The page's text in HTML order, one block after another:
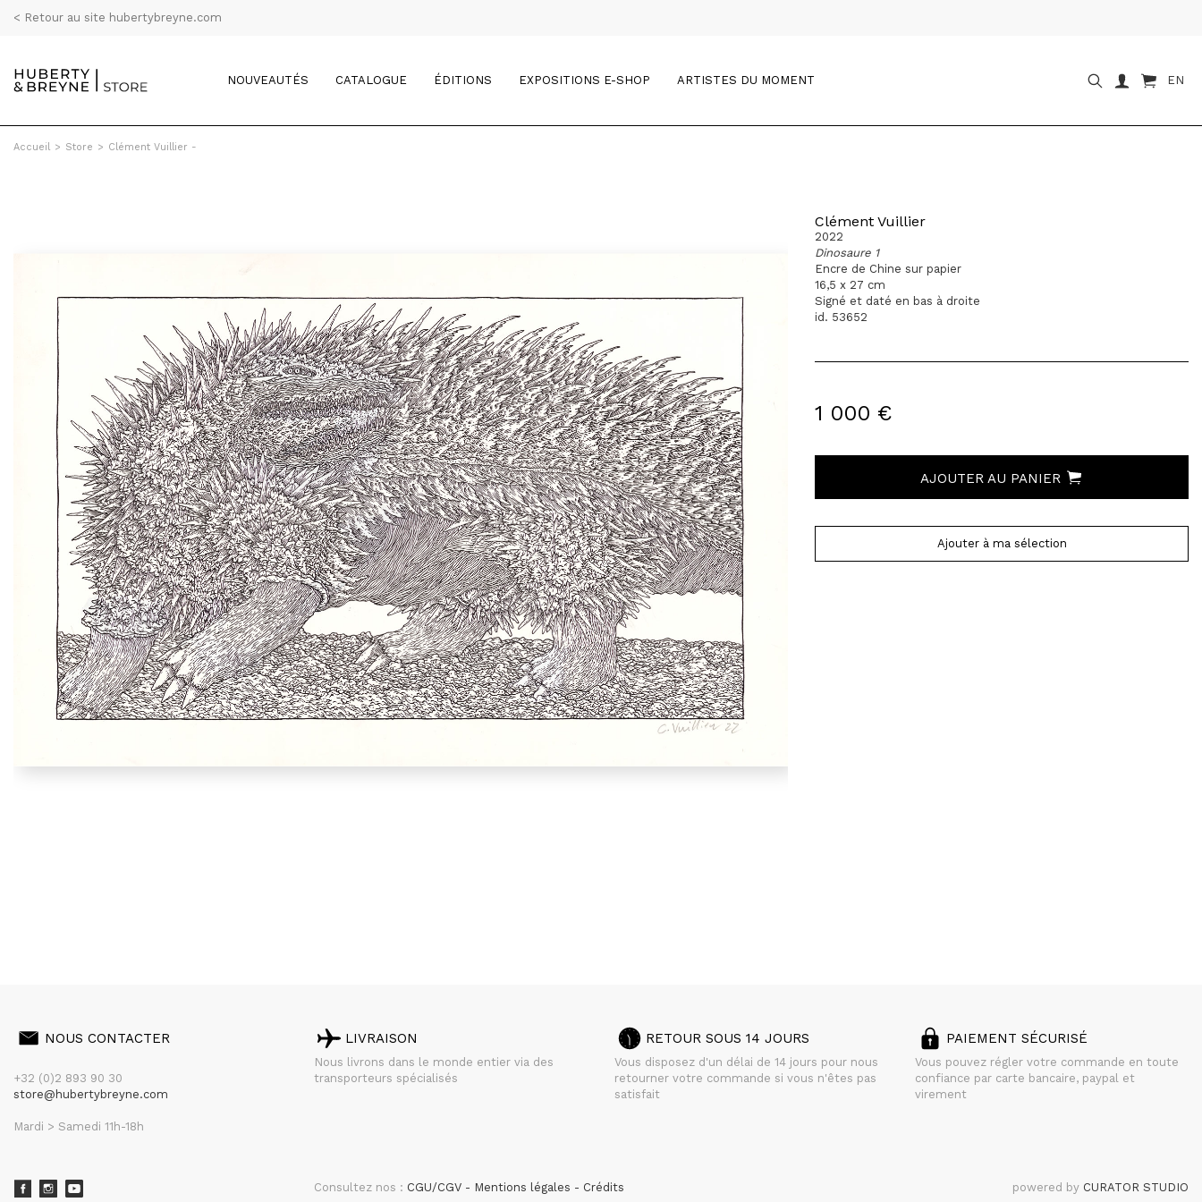
< Retour au site hubertybreyne.com
NOUVEAUTÉS CATALOGUE ÉDITIONS EXPOSITIONS E-SHOP ARTISTES DU MOMENT EN
Accueil > Store > Clément Vuillier -
Clément Vuillier
2022
Dinosaure 1
Encre de Chine sur papier
16,5 x 27 cm
Signé et daté en bas à droite
id. 53652
1 000 €
AJOUTER AU PANIER
Ajouter à ma sélection
NOUS CONTACTER
+32 (0)2 893 90 30
store@hubertybreyne.com
Mardi > Samedi 11h-18h
LIVRAISON
Nous livrons dans le monde entier via des
transporteurs spécialisés
RETOUR SOUS 14 JOURS
Vous disposez d'un délai de 14 jours pour nous
retourner votre commande si vous n'êtes pas
satisfait
PAIEMENT SÉCURISÉ
Vous pouvez régler votre commande en toute
confiance par carte bancaire, paypal et
virement
Consultez nos : CGU/CGV Mentions légales Crédits powered by CURATOR STUDIO